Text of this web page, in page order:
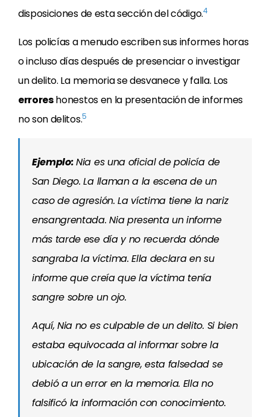
disposiciones de esta sección del código.4
Los policías a menudo escriben sus informes horas
o incluso días después de presenciar o investigar
un delito. La memoria se desvanece y falla. Los
erroreshonestos en la presentación de informes
no son delitos.5
Ejemplo:Nia es una oficial de policía de
San Diego. La llaman a la escena de un
caso de agresión. La víctima tiene la nariz
ensangrentada. Nia presenta un informe
más tarde ese día y no recuerda dónde
sangraba la víctima. Ella declara en su
informe que creía que la víctima tenía
sangre sobre un ojo.
Aquí, Nia no es culpable de un delito. Si bien
estaba equivocada al informar sobre la
ubicación de la sangre, esta falsedad se
debió a un error en la memoria. Ella no
falsificó la información con conocimiento.